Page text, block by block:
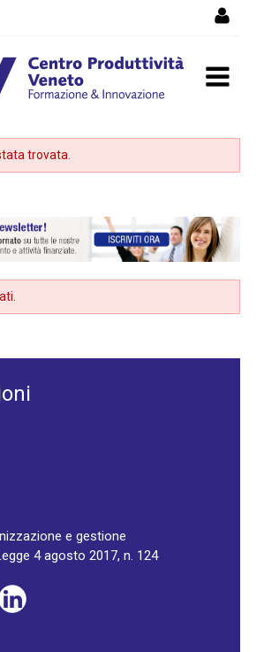
corso di
trovata.
e gestione
4 agosto 2017, n. 124